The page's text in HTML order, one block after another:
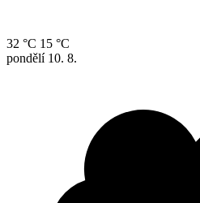
32 °C 15 °C
pondělí 10. 8.